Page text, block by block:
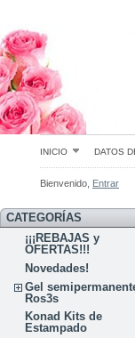
INICIO DATOS
Bienvenido, Entrar
CATEGORÍAS
¡¡¡REBAJAS y
OFERTAS!!!
Novedades!
Gel
Ros3s
Konad Kits de
Estampado